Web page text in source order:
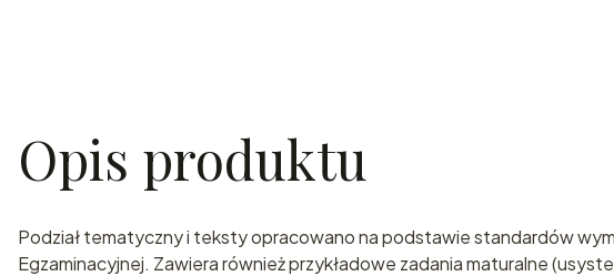
Opis produktu
Podział tematyczny i teksty opracowano na podstawie standardów
Egzaminacyjnej. Zawiera również przykładowe zadania maturalne